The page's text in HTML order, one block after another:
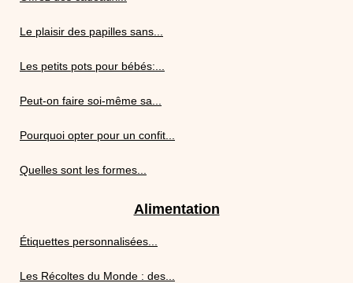
Le plaisir des papilles sans...
Les petits pots pour bébés:...
Peut-on faire soi-même sa...
Pourquoi opter pour un confit...
Quelles sont les formes...
Alimentation
Étiquettes personnalisées...
Les Récoltes du Monde : des...